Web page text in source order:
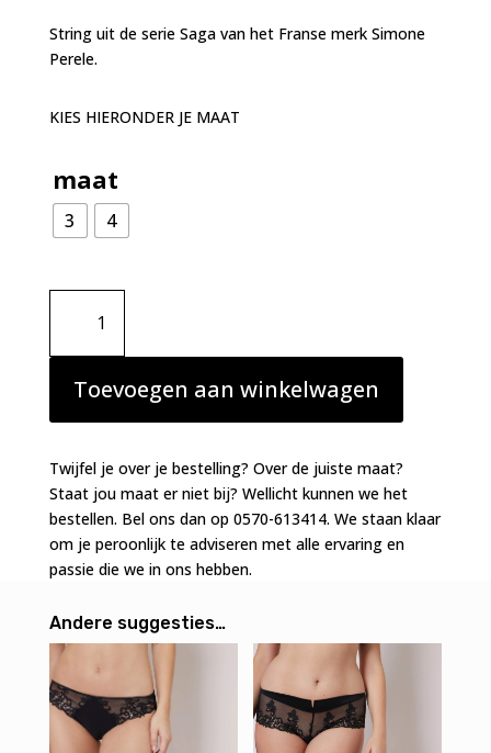
String uit de serie Saga van het Franse merk Simone
Perele.
KIES HIERONDER JE MAAT
maat
3 4
Simone
Perele
Saga
string
zwart
aantal
Toevoegen aan winkelwagen
Twijfel je over je bestelling? Over de juiste maat?
Staat jou maat er niet bij? Wellicht kunnen we het
bestellen. Bel ons dan op 0570-613414. We staan klaar
om je peroonlijk te adviseren met alle ervaring en
passie die we in ons hebben.
Andere suggesties…